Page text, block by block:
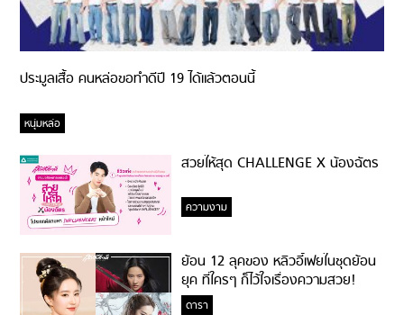
ประมูลเสื้อ คนหล่อขอทำดีปี 19 ได้แล้วตอนนี้
หนุ่มหล่อ
สวยให้สุด CHALLENGE X น้องฉัตร
ความงาม
ย้อน 12 ลุคของ หลิวอี้เฟยในชุดย้อน
ยุค ที่ใครๆ ก็ไว้ใจเรื่องความสวย!
ดารา